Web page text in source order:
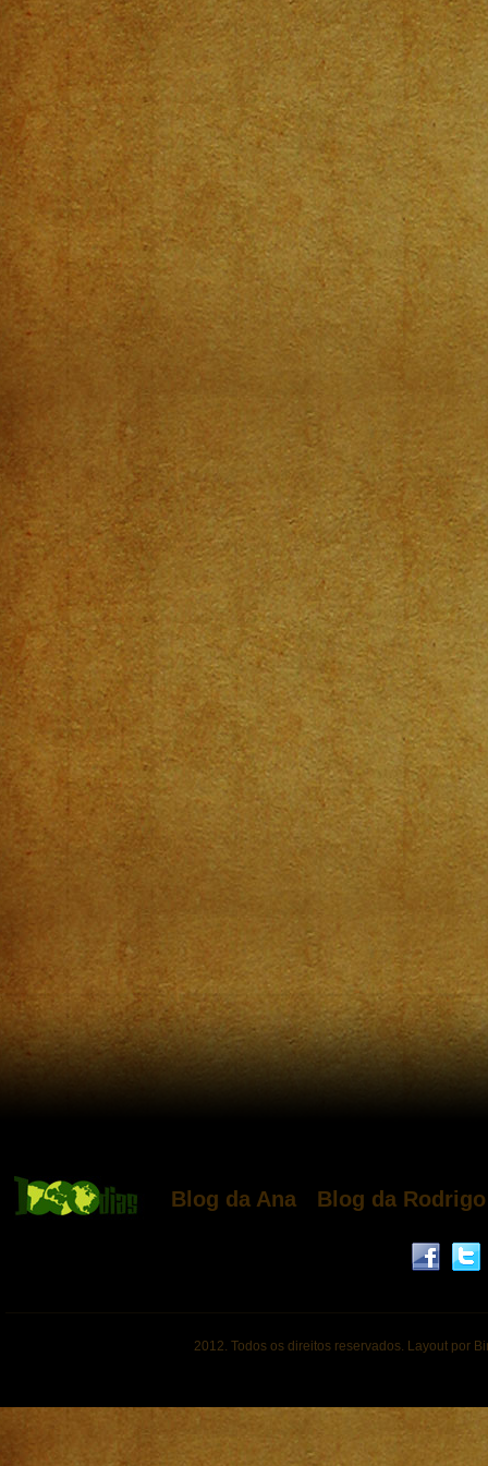
Blog da Ana Blog da Rodrigo
2012. Todos os direitos reservados. Layout por